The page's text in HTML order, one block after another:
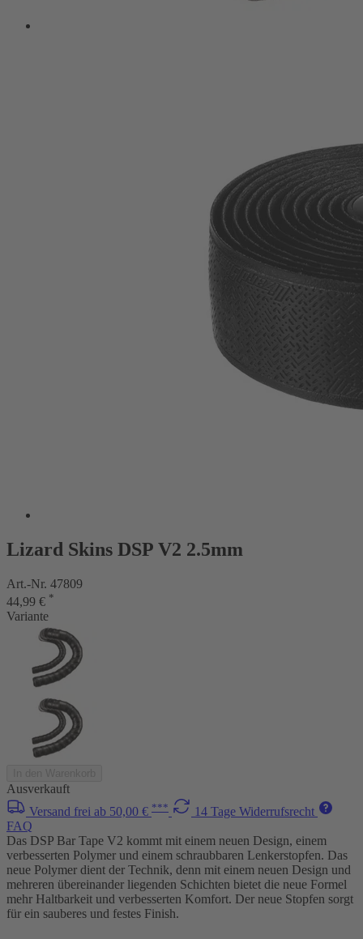
Lizard Skins DSP V2 2.5mm
Art.-Nr. 47809
44,99 € *
Variante
Ausverkauft
Versand frei ab 50,00 € ***
14 Tage Widerrufsrecht
FAQ
Das DSP Bar Tape V2 kommt mit einem neuen Design, einem
verbesserten Polymer und einem schraubbaren Lenkerstopfen. Das
neue Polymer dient der Technik, denn mit einem neuen Design und
mehreren übereinander liegenden Schichten bietet die neue Formel
mehr Haltbarkeit und verbesserten Komfort. Der neue Stopfen sorgt
für ein sauberes und festes Finish.